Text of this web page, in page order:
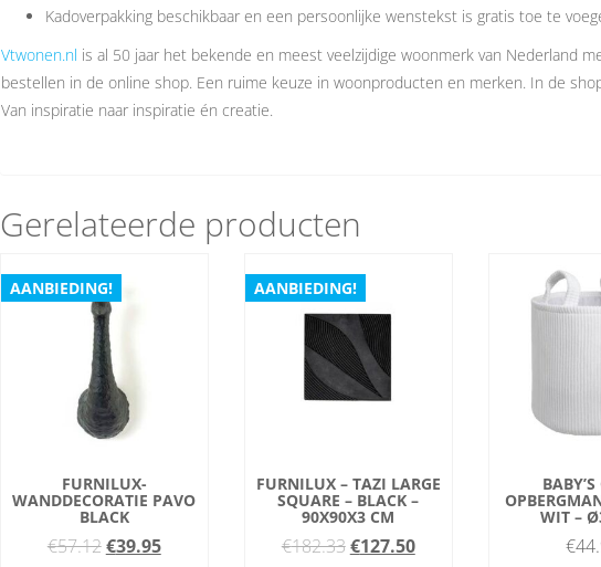
Kadoverpakking beschikbaar en een persoonlijke wenstekst is gratis toe te
Vtwonen.nl is al 50 jaar het bekende en meest veelzijdige woonmerk van Nederland
bestellen in de online shop. Een ruime keuze in woonproducten en merken. In de
Van inspiratie naar inspiratie én creatie.
Gerelateerde producten
AANBIEDING!
FURNILUX-
WANDDECORATIE PAVO
BLACK
€57.12Oorspronkelijke
€39.95Huidige
AANBIEDING!
FURNILUX – TAZI LARGE
SQUARE – BLACK –
90X90X3 CM
€182.33Oorspronkelijke
€127.50Huidige
WIT –
€